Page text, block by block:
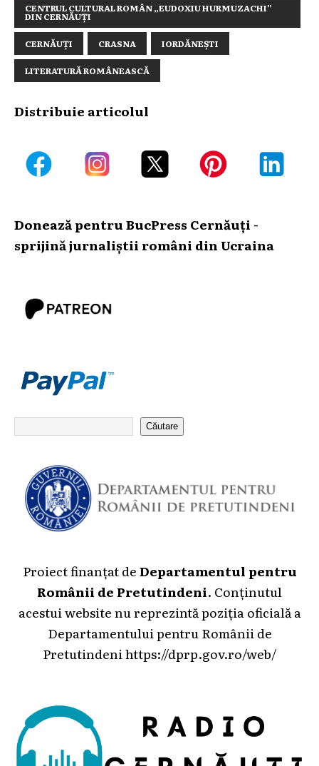
CENTRUL CULTURAL ROMÂN „EUDOXIU HURMUZACHI”
DIN CERNĂUȚI
CERNĂUȚI CRASNA IORDĂNEȘTI
LITERATURĂ ROMÂNEASCĂ
Distribuie articolul
Donează pentru BucPress Cernăuți -
sprijină jurnaliștii români din Ucraina
Căutare
Proiect finanțat deDepartamentul pentru
Românii de Pretutindeni. Conținutul
acestui website nu reprezintă poziția oficială a
Departamentului pentru Românii de
Pretutindeni https://dprp.gov.ro/web/